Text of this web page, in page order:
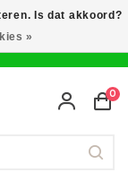
0
Is dat akkoord?
»